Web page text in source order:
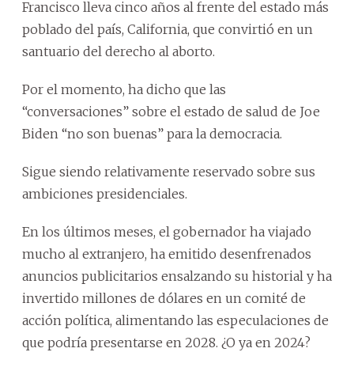
Francisco lleva cinco años al frente del estado más
poblado del país, California, que convirtió en un
santuario del derecho al aborto.
Por el momento, ha dicho que las
“conversaciones” sobre el estado de salud de Joe
Biden “no son buenas” para la democracia.
Sigue siendo relativamente reservado sobre sus
ambiciones presidenciales.
En los últimos meses, el gobernador ha viajado
mucho al extranjero, ha emitido desenfrenados
anuncios publicitarios ensalzando su historial y ha
invertido millones de dólares en un comité de
acción política, alimentando las especulaciones de
que podría presentarse en 2028. ¿O ya en 2024?